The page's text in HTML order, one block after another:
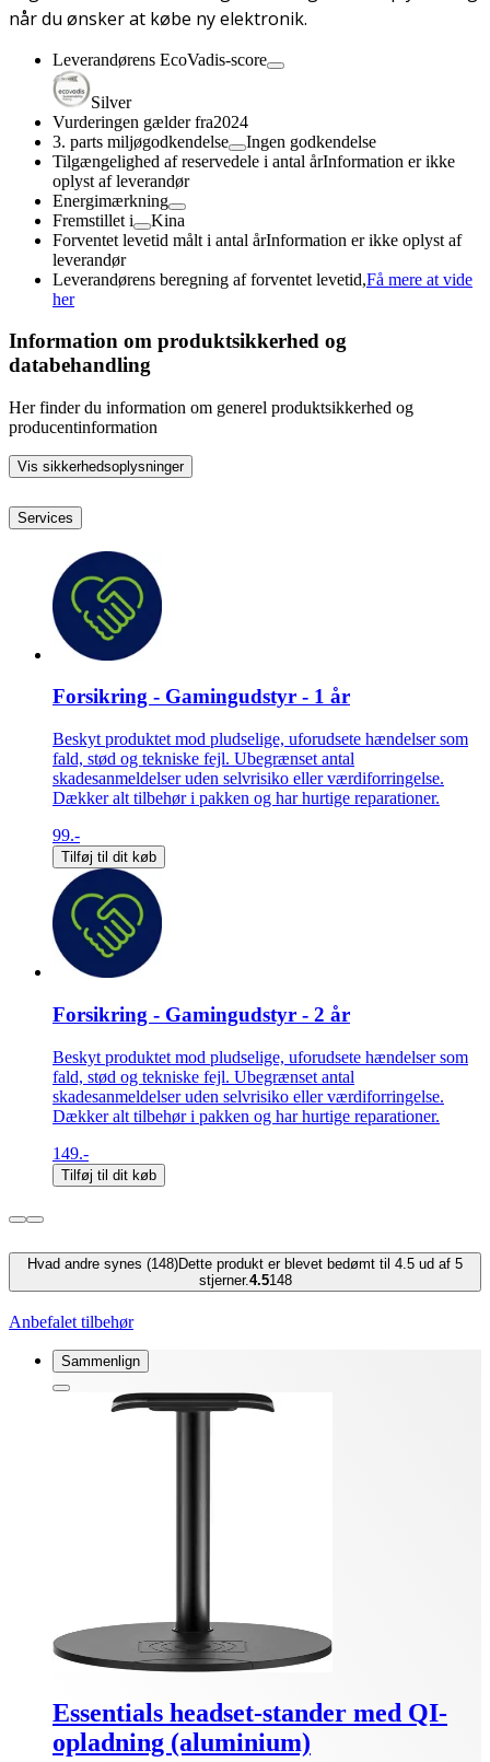
når du ønsker at købe ny elektronik.
Leverandørens EcoVadis-score
Silver
Vurderingen gælder fra2024
3. parts miljøgodkendelse
Ingen godkendelse
Tilgængelighed af reservedele i antal årInformation er ikke
oplyst af leverandør
Energimærkning
Fremstillet i
Kina
Forventet levetid målt i antal årInformation er ikke oplyst af
leverandør
Leverandørens beregning af forventet levetid,Få mere at vide
her
Information om produktsikkerhed og
databehandling
Her finder du information om generel produktsikkerhed og
producentinformation
Vis sikkerhedsoplysninger
Services
Forsikring - Gamingudstyr - 1 år
Beskyt produktet mod pludselige, uforudsete hændelser som
fald, stød og tekniske fejl. Ubegrænset antal
skadesanmeldelser uden selvrisiko eller værdiforringelse.
Dækker alt tilbehør i pakken og har hurtige reparationer.
99.-
Tilføj til dit køb
Forsikring - Gamingudstyr - 2 år
Beskyt produktet mod pludselige, uforudsete hændelser som
fald, stød og tekniske fejl. Ubegrænset antal
skadesanmeldelser uden selvrisiko eller værdiforringelse.
Dækker alt tilbehør i pakken og har hurtige reparationer.
149.-
Tilføj til dit køb
Hvad andre synes (148)Dette produkt er blevet bedømt til 4.5 ud af 5
stjerner.4.5148
Anbefalet tilbehør
Sammenlign
Essentials headset-stander med QI-
opladning (aluminium)